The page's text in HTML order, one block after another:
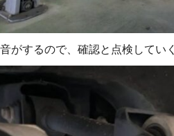
がするので、確認と点検してい